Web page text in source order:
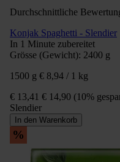
Durchschnittliche
Konjak Spaghetti - Slendier
In 1 Minute zubereitet
Grösse (Gewicht): 2400 g
1500 g € 8,94 / 1 kg
€ 13,41 € 14,90 (10%
Slendier
In den Warenkorb
%